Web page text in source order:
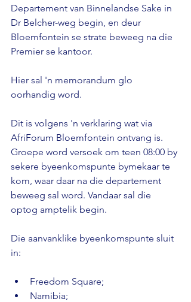
Departement van Binnelandse Sake in
Dr Belcher-weg begin, en deur
Bloemfontein se strate beweeg na die
Premier se kantoor.
Hier sal 'n memorandum glo
oorhandig word.
Dit is volgens 'n verklaring wat via
AfriForum Bloemfontein ontvang is.
Groepe word versoek om teen 08:00 by
sekere byeenkomspunte bymekaar te
kom, waar daar na die departement
beweeg sal word. Vandaar sal die
optog amptelik begin.
Die aanvanklike byeenkomspunte sluit
in:
Freedom Square;
Namibia;